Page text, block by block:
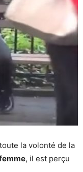
la volonté de la
, il est perçu